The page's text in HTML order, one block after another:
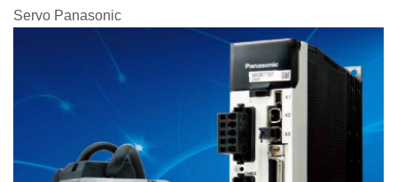
Servo Panasonic